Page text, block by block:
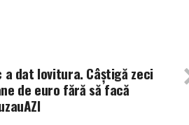
a dat lovitura. Câștigă zeci
de euro fără să facă